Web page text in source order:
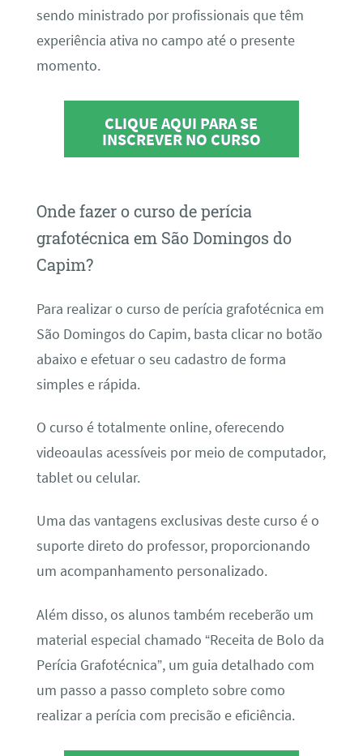
sendo ministrado por profissionais que têm
experiência ativa no campo até o presente
momento.
CLIQUE AQUI PARA SE
INSCREVER NO CURSO
Onde fazer o curso de perícia
grafotécnica em São Domingos do
Capim?
Para realizar o curso de perícia grafotécnica em
São Domingos do Capim, basta clicar no botão
abaixo e efetuar o seu cadastro de forma
simples e rápida.
O curso é totalmente online, oferecendo
videoaulas acessíveis por meio de computador,
tablet ou celular.
Uma das vantagens exclusivas deste curso é o
suporte direto do professor, proporcionando
um acompanhamento personalizado.
Além disso, os alunos também receberão um
material especial chamado “Receita de Bolo da
Perícia Grafotécnica”, um guia detalhado com
um passo a passo completo sobre como
realizar a perícia com precisão e eficiência.